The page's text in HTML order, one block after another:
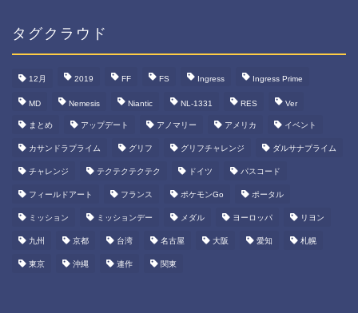
カ
タグクラウド
12月 2019 FF FS Ingress Ingress Prime
MD Nemesis Niantic NL-1331 RES Ver
まとめ アップデート アノマリー アメリカ イベント
カサンドラプライム グリフ グリフチャレンジ ダルサナプライム
チャレンジ テクテクテクテク ドイツ パスコード
フィールドアート フランス ポケモンGo ポータル
ミッション ミッションデー メダル ヨーロッパ リヨン
九州 京都 台湾 名古屋 大阪 愛知 札幌
東京 沖縄 連作 関東